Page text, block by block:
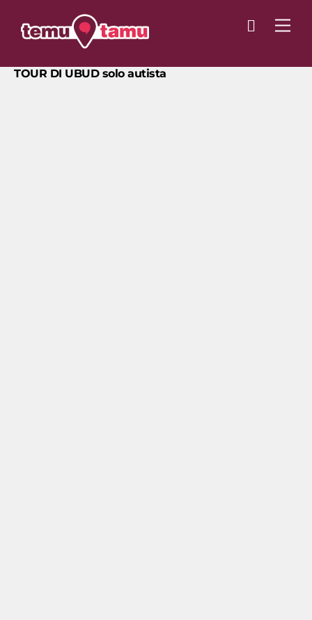
content
Cart
TOUR DI UBUD solo autista